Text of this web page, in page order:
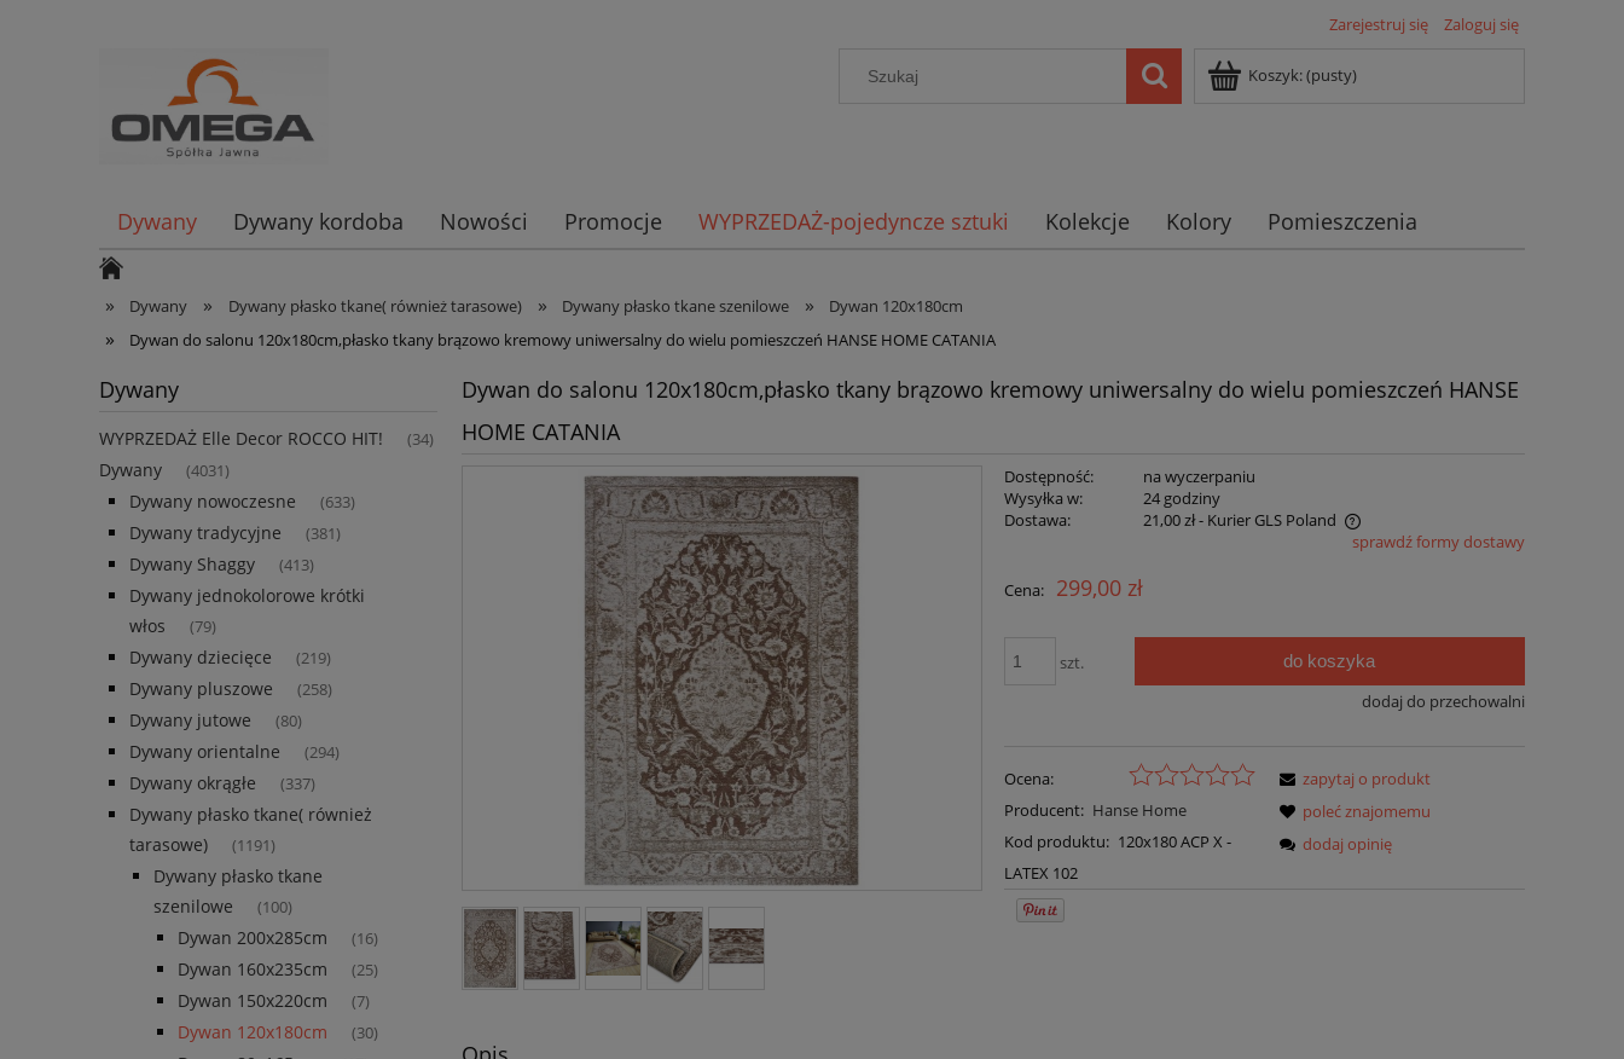
Zarejestruj się Zaloguj się
Koszyk:(pusty)
Dywany Dywany kordoba Nowości Promocje WYPRZEDAŻ-pojedyncze sztuki Kolekcje Kolory Pomieszczenia
» Dywany » Dywany płasko tkane( również tarasowe) » Dywany płasko tkane szenilowe » Dywan 120x180cm
» Dywan do salonu 120x180cm,płasko tkany brązowo kremowy uniwersalny do wielu pomieszczeń HANSE HOME CATANIA
Dywany
WYPRZEDAŻ Elle Decor ROCCO HIT! (34)
Dywany (4031)
Dywany nowoczesne (633)
Dywany tradycyjne (381)
Dywany Shaggy (413)
Dywany jednokolorowe krótki
włos
(79)
Dywany dziecięce (219)
Dywany pluszowe (258)
Dywany jutowe (80)
Dywany orientalne (294)
Dywany okrągłe (337)
Dywany płasko tkane( również
tarasowe)
(1191)
Dywany płasko tkane
szenilowe
(100)
Dywan 200x285cm (16)
Dywan 160x235cm (25)
Dywan 150x220cm (7)
Dywan 120x180cm (30)
Dywan do salonu 120x180cm,płasko tkany brązowo kremowy uniwersalny do wielu pomieszczeń HANSE
HOME CATANIA
Dostępność:
na wyczerpaniu
Wysyłka w:
24 godziny
Dostawa:
21,00 zł- Kurier GLS Poland
płatności
sprawdź formy dostawy
Cena: 299,00 zł
szt. do koszyka
dodaj do przechowalni
Ocena:
Producent: Hanse Home
Kod produktu: 120x180 ACP X -
LATEX 102
zapytaj o produkt
poleć znajomemu
dodaj opinię